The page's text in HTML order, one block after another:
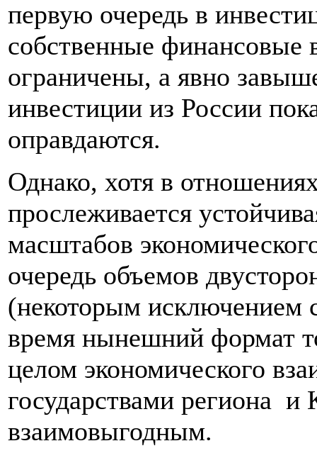
первую очередь в
собственные
ограничены, а явно
инвестиции из России
оправдаются.
Однако, хотя в
прослеживается
масштабов
очередь объемов
(некоторым исключением
время нынешний формат
целом экономического
государствами региона и
взаимовыгодным.